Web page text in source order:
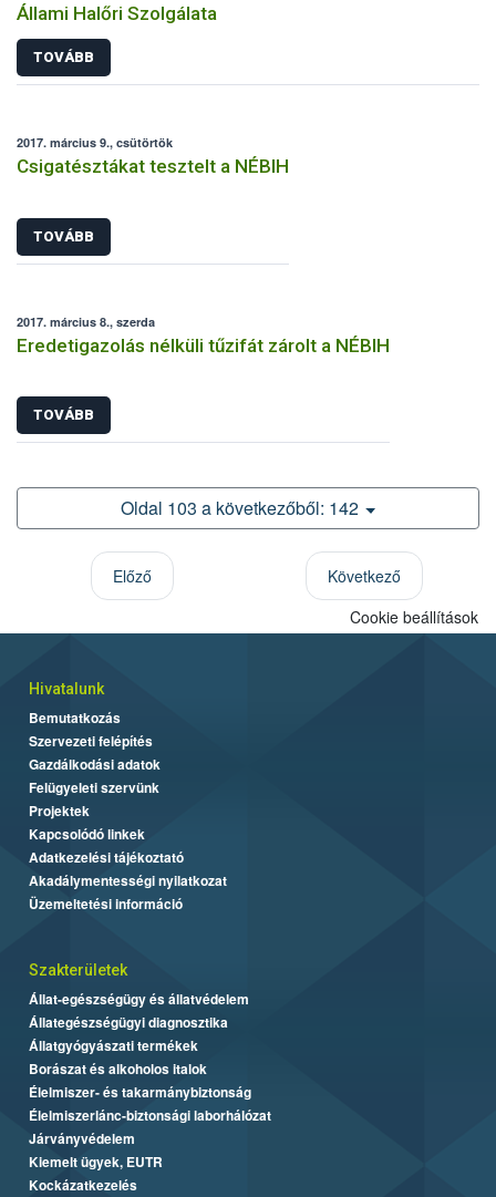
Állami Halőri Szolgálata
TOVÁBB
2017. március 9., csütörtök
Csigatésztákat tesztelt a NÉBIH
TOVÁBB
2017. március 8., szerda
Eredetigazolás nélküli tűzifát zárolt a NÉBIH
TOVÁBB
Oldal 103 a következőből: 142
Előző Következő
Cookie beállítások
Hivatalunk
Bemutatkozás
Szervezeti felépítés
Gazdálkodási adatok
Felügyeleti szervünk
Projektek
Kapcsolódó linkek
Adatkezelési tájékoztató
Akadálymentességi nyilatkozat
Üzemeltetési információ
Szakterületek
Állat-egészségügy és állatvédelem
Állategészségügyi diagnosztika
Állatgyógyászati termékek
Borászat és alkoholos italok
Élelmiszer- és takarmánybiztonság
Élelmiszerlánc-biztonsági laborhálózat
Járványvédelem
Kiemelt ügyek, EUTR
Kockázatkezelés